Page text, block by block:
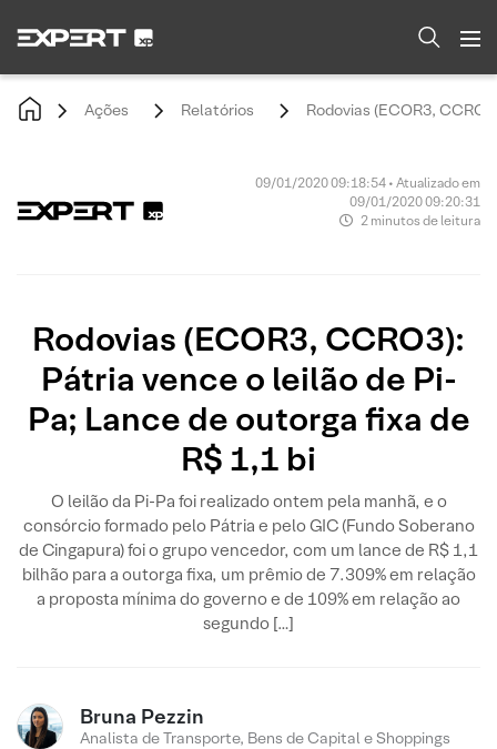
Ações Relatórios Rodovias (ECOR3,
09/01/2020 09:18:54 • Atualizado em
09/01/2020 09:20:31
2 minutos de leitura
Rodovias (ECOR3, CCRO3):
Pátria vence o leilão de Pi-
Pa; Lance de outorga fixa de
R$ 1,1 bi
O leilão da Pi-Pa foi realizado ontem pela manhã, e o
consórcio formado pelo Pátria e pelo GIC (Fundo Soberano
de Cingapura) foi o grupo vencedor, com um lance de R$ 1,1
bilhão para a outorga fixa, um prêmio de 7.309% em relação
a proposta mínima do governo e de 109% em relação ao
segundo […]
Bruna Pezzin
Analista de Transporte, Bens de Capital e Shoppings